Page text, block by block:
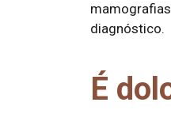
diagnóstico.
É